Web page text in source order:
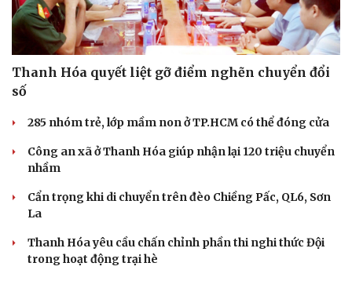
Cải chính
Thanh Hóa quyết liệt gỡ điểm nghẽn chuyển đổi
số
285 nhóm trẻ, lớp mầm non ở TP.HCM có thể đóng cửa
Công an xã ở Thanh Hóa giúp nhận lại 120 triệu chuyển
nhầm
Cẩn trọng khi di chuyển trên đèo Chiềng Pấc, QL6, Sơn
La
Thanh Hóa yêu cầu chấn chỉnh phần thi nghi thức Đội
trong hoạt động trại hè